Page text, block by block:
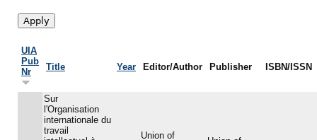
UIA
Pub
Nr
Title Year Editor/Author Publisher ISBN/ISSN
Sur
l'Organisation
internationale du
travail
Union of